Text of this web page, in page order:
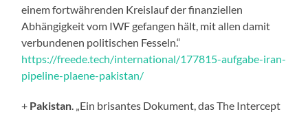
einem fortwährenden Kreislauf der finanziellen
Abhängigkeit vom IWF gefangen hält, mit allen damit
verbundenen politischen Fesseln.“
https://freede.tech/international/177815-aufgabe-iran-
pipeline-plaene-pakistan/
+ Pakistan . „Ein brisantes Dokument, das The Intercept